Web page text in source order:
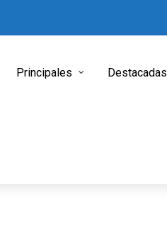
Principales Destacadas